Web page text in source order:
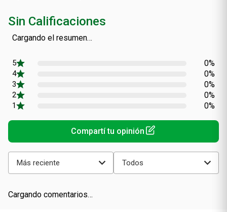
Sin Calificaciones
Cargando el resumen…
0%
0%
0%
0%
0%
Más reciente Todos
Cargando comentarios…